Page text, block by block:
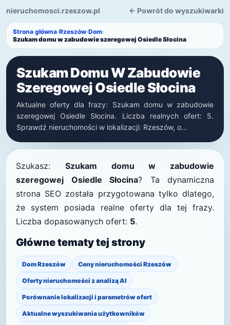
nieruchomosci.rzeszow.pl ← Powrót do wyszukiwarki
Strona główna›Rzeszów›Dom›
Szukam domu w zabudowie szeregowej Osiedle Słocina
Szukam Domu W Zabudowie
Szeregowej Osiedle Słocina
Aktualne oferty dla frazy: Szukam domu w zabudowie
szeregowej Osiedle Słocina. Liczba realnych ofert: 5.
Sprawdź nieruchomości w lokalizacji: Rzeszów, o...
Szukasz: Szukam domu w zabudowie
szeregowej Osiedle Słocina? Ta dynamiczna
strona SEO została przygotowana tylko dlatego,
że system posiada realne oferty dla tej frazy.
Liczba dopasowanych ofert: 5.
Główne tematy tej strony
Dom Rzeszów Ceny nieruchomości Rzeszów
Oferty nieruchomości z analizą AI
Porównanie lokalizacji i parametrów ofert
Aktualne wyszukiwania użytkowników